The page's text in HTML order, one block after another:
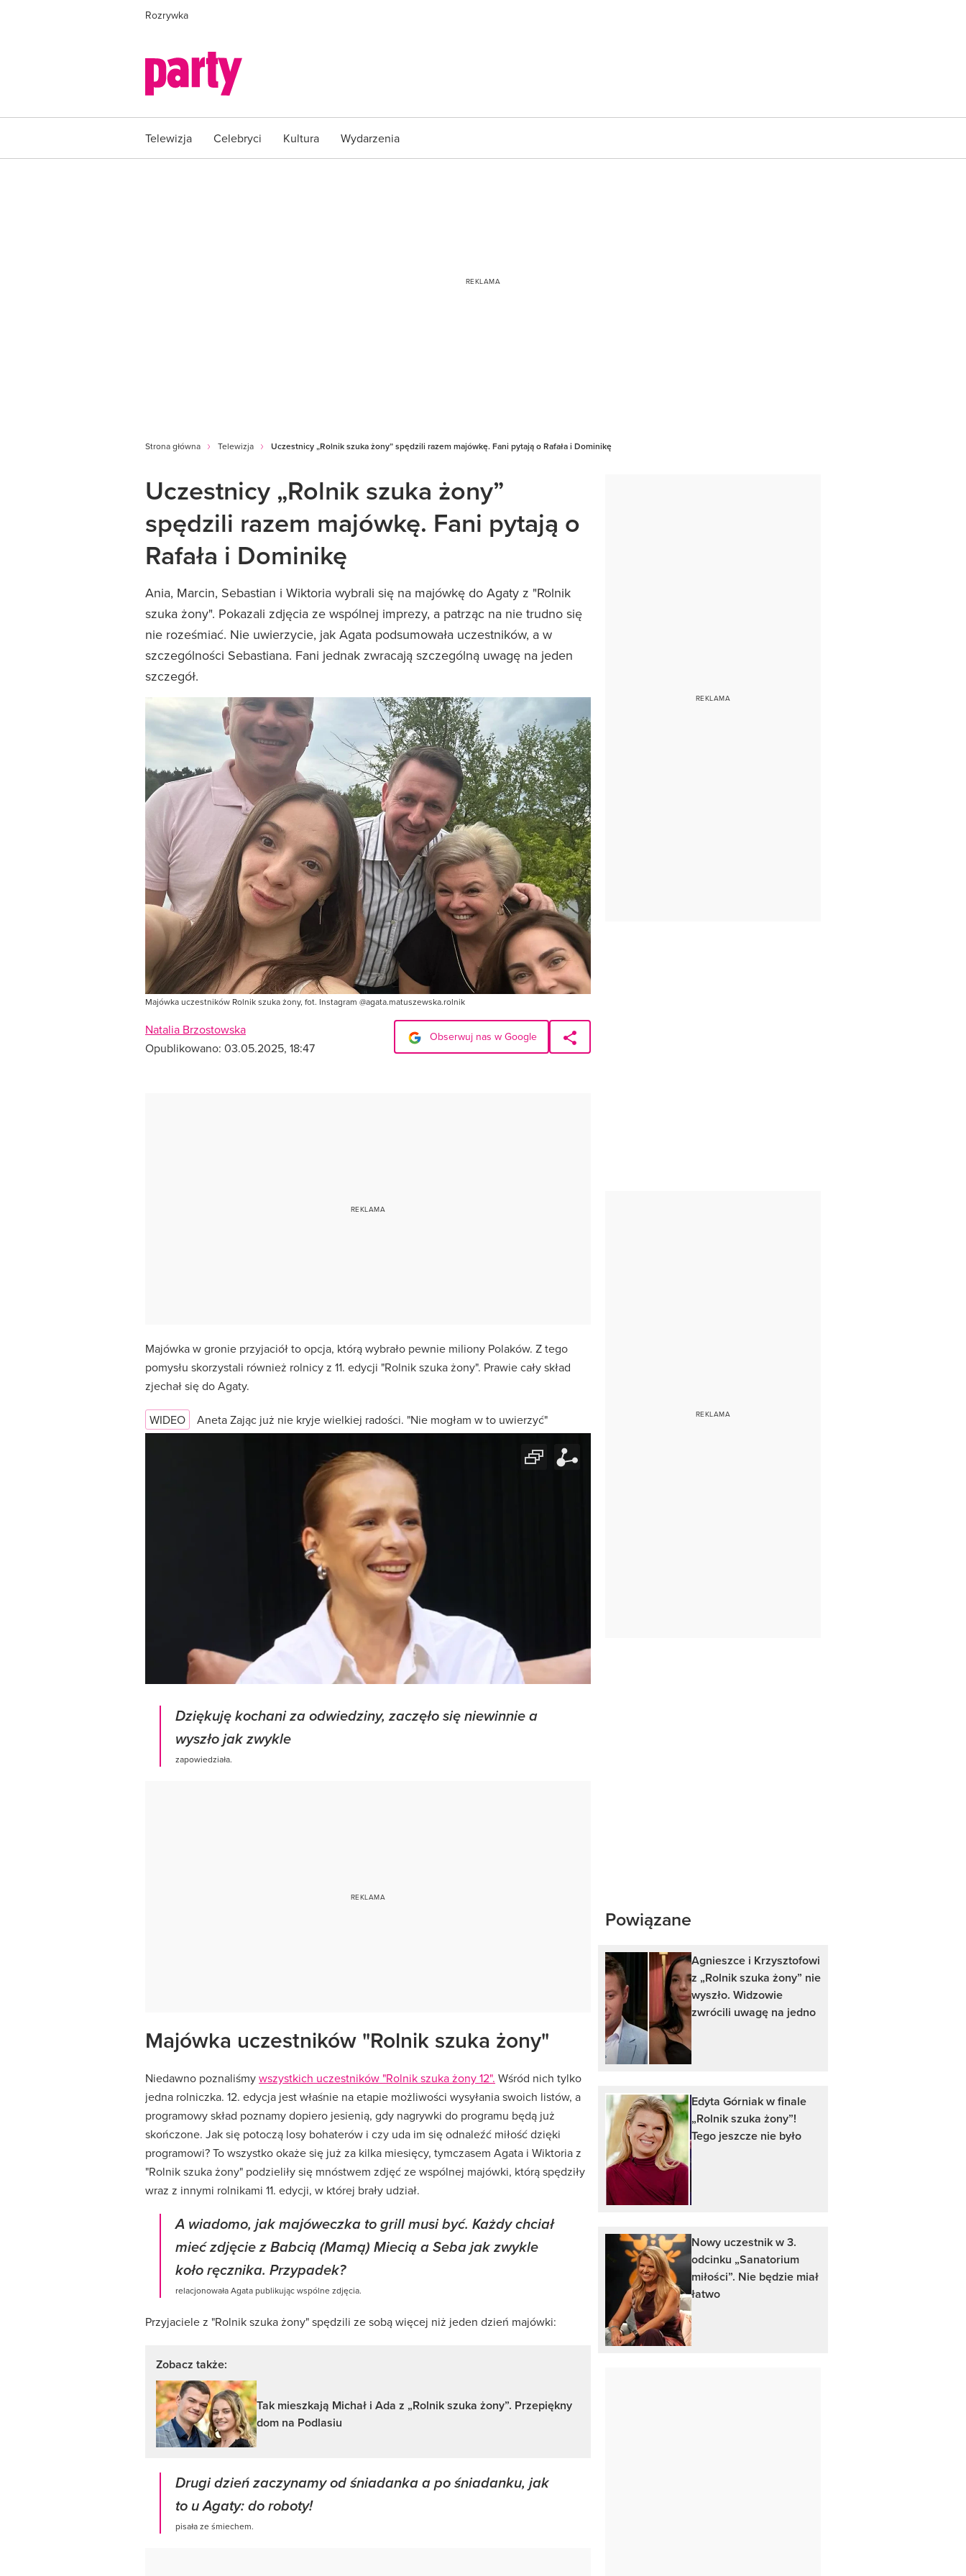
Rozrywka
Telewizja Celebryci Kultura Wydarzenia
Strona główna Telewizja Uczestnicy „Rolnik szuka żony” spędzili razem majówkę. Fani pytają o Rafała i Dominikę
Uczestnicy „Rolnik szuka żony”
spędzili razem majówkę. Fani pytają o
Rafała i Dominikę
Ania, Marcin, Sebastian i Wiktoria wybrali się na majówkę do Agaty z "Rolnik
szuka żony". Pokazali zdjęcia ze wspólnej imprezy, a patrząc na nie trudno się
nie roześmiać. Nie uwierzycie, jak Agata podsumowała uczestników, a w
szczególności Sebastiana. Fani jednak zwracają szczególną uwagę na jeden
szczegół.
Majówka uczestników Rolnik szuka żony, fot. Instagram @agata.matuszewska.rolnik
Natalia Brzostowska
Opublikowano: 03.05.2025, 18:47
Obserwuj nas w Google
Majówka w gronie przyjaciół to opcja, którą wybrało pewnie miliony Polaków. Z tego
pomysłu skorzystali również rolnicy z 11. edycji "Rolnik szuka żony". Prawie cały skład
zjechał się do Agaty.
WIDEO Aneta Zając już nie kryje wielkiej radości. "Nie mogłam w to uwierzyć"
Dziękuję kochani za odwiedziny, zaczęło się niewinnie a
wyszło jak zwykle
zapowiedziała.
Majówka uczestników "Rolnik szuka żony"
Niedawno poznaliśmywszystkich uczestników "Rolnik szuka żony 12". Wśród nich tylko
jedna rolniczka. 12. edycja jest właśnie na etapie możliwości wysyłania swoich listów, a
programowy skład poznamy dopiero jesienią, gdy nagrywki do programu będą już
skończone. Jak się potoczą losy bohaterów i czy uda im się odnaleźć miłość dzięki
programowi? To wszystko okaże się już za kilka miesięcy, tymczasem Agata i Wiktoria z
"Rolnik szuka żony" podzieliły się mnóstwem zdjęć ze wspólnej majówki, którą spędziły
wraz z innymi rolnikami 11. edycji, w której brały udział.
A wiadomo, jak majóweczka to grill musi być. Każdy chciał
mieć zdjęcie z Babcią (Mamą) Miecią a Seba jak zwykle
koło ręcznika. Przypadek?
relacjonowała Agata publikując wspólne zdjęcia.
Przyjaciele z "Rolnik szuka żony" spędzili ze sobą więcej niż jeden dzień majówki:
Zobacz także:
Tak mieszkają Michał i Ada z „Rolnik szuka żony”. Przepiękny
dom na Podlasiu
Drugi dzień zaczynamy od śniadanka a po śniadanku, jak
to u Agaty: do roboty!
pisała ze śmiechem.
Powiązane
Agnieszce i Krzysztofowi
z „Rolnik szuka żony” nie
wyszło. Widzowie
zwrócili uwagę na jedno
Edyta Górniak w finale
„Rolnik szuka żony”!
Tego jeszcze nie było
Nowy uczestnik w 3.
odcinku „Sanatorium
miłości”. Nie będzie miał
łatwo